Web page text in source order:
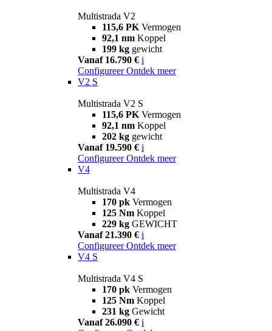
Multistrada V2
115,6 PK Vermogen
92,1 nm Koppel
199 kg gewicht
Vanaf 16.790 € i
Configureer Ontdek meer
V2 S
Multistrada V2 S
115,6 PK Vermogen
92,1 nm Koppel
202 kg gewicht
Vanaf 19.590 € i
Configureer Ontdek meer
V4
Multistrada V4
170 pk Vermogen
125 Nm Koppel
229 kg GEWICHT
Vanaf 21.390 € i
Configureer Ontdek meer
V4 S
Multistrada V4 S
170 pk Vermogen
125 Nm Koppel
231 kg Gewicht
Vanaf 26.090 € i